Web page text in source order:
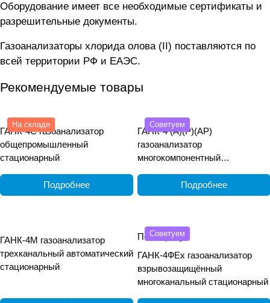
Оборудование имеет все необходимые сертификаты и
разрешительные документы.
Газоанализаторы хлорида олова (II) поставляются по
всей территории РФ и ЕАЭС.
Рекомендуемые товары
На складе
ГАНК-4С газоанализатор
общепромышленный
стационарный
Подробнее
Советуем
ГАНК-4 (А)(Р)(АР)
газоанализатор
многокомпонентный
переноснойПодробнее
ГАНК-4М газоанализатор
трехканальный автоматический
стационарный
Советуем
По запросу
ГАНК-4ФEx газоанализатор
взрывозащищённый
многоканальный стационарный